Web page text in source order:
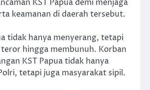
KST Papua demi menjaga
keamanan di daerah tersebut.
tidak hanya menyerang, tetapi
hingga membunuh. Korban
KST Papua tidak hanya
tetapi juga masyarakat sipil.